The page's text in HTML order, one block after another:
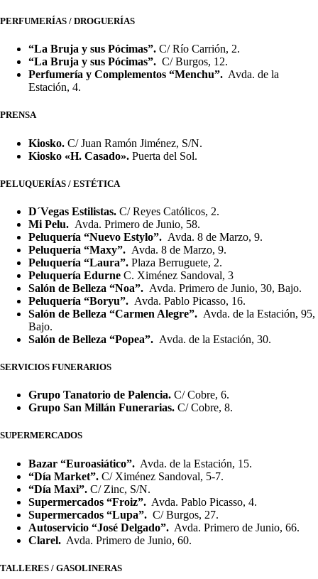
PERFUMERÍAS / DROGUERÍAS
“La Bruja y sus Pócimas”. C/ Río Carrión, 2.
“La Bruja y sus Pócimas”. C/ Burgos, 12.
Perfumería y Complementos “Menchu”. Avda. de la
Estación, 4.
PRENSA
Kiosko. C/ Juan Ramón Jiménez, S/N.
Kiosko «H. Casado». Puerta del Sol.
PELUQUERÍAS / ESTÉTICA
D´Vegas Estilistas. C/ Reyes Católicos, 2.
Mi Pelu. Avda. Primero de Junio, 58.
Peluquería “Nuevo Estylo”. Avda. 8 de Marzo, 9.
Peluquería “Maxy”. Avda. 8 de Marzo, 9.
Peluquería “Laura”. Plaza Berruguete, 2.
Peluquería Edurne C. Ximénez Sandoval, 3
Salón de Belleza “Noa”. Avda. Primero de Junio, 30, Bajo.
Peluquería “Boryu”. Avda. Pablo Picasso, 16.
Salón de Belleza “Carmen Alegre”. Avda. de la Estación, 95,
Bajo.
Salón de Belleza “Popea”. Avda. de la Estación, 30.
SERVICIOS FUNERARIOS
Grupo Tanatorio de Palencia. C/ Cobre, 6.
Grupo San Millán Funerarias. C/ Cobre, 8.
SUPERMERCADOS
Bazar “Euroasiático”. Avda. de la Estación, 15.
“Día Market”. C/ Ximénez Sandoval, 5-7.
“Día Maxi”. C/ Zinc, S/N.
Supermercados “Froiz”. Avda. Pablo Picasso, 4.
Supermercados “Lupa”. C/ Burgos, 27.
Autoservicio “José Delgado”. Avda. Primero de Junio, 66.
Clarel. Avda. Primero de Junio, 60.
TALLERES / GASOLINERAS